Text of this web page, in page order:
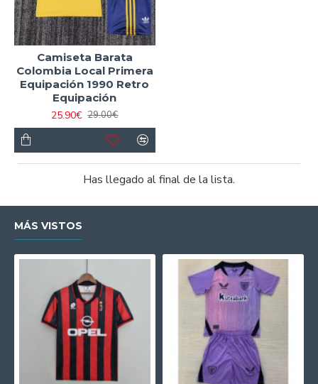
Camiseta Barata
Colombia Local Primera
Equipación 1990 Retro
Equipación
25.90€ 29.00€
Has llegado al final de la lista.
MÁS VISTOS